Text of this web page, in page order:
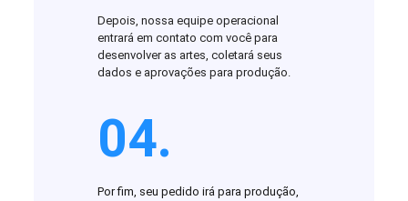
Depois, nossa equipe operacional
entrará em contato com você para
desenvolver as artes, coletará seus
dados e aprovações para produção.
04.
Por fim, seu pedido irá para produção,